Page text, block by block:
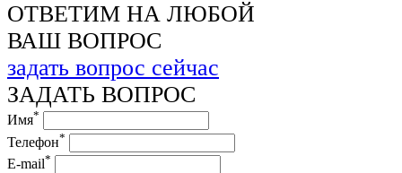
ОТВЕТИМ НА ЛЮБОЙ
ВАШ ВОПРОС
задать вопрос сейчас
ЗАДАТЬ ВОПРОС
Имя*
Телефон*
E-mail*